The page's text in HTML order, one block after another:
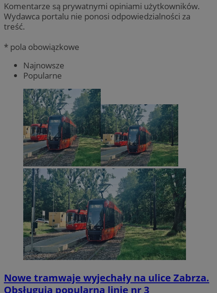
Komentarze są prywatnymi opiniami użytkowników.
Wydawca portalu nie ponosi odpowiedzialności za
treść.
* pola obowiązkowe
Najnowsze
Popularne
Nowe tramwaje wyjechały na ulice Zabrza.
Obsługują popularną linię nr 3